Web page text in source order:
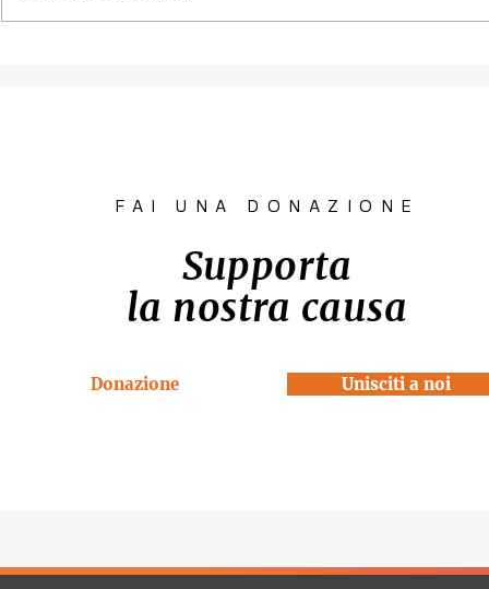
FAI UNA DONAZIONE
Supporta
la nostra causa
Donazione Unisciti a noi